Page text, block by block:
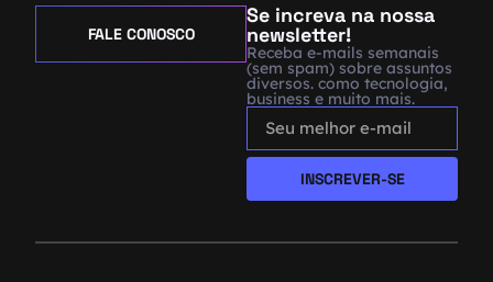
Se increva na nossa
newsletter!
Receba e-mails semanais
(sem spam) sobre assuntos
diversos. como tecnologia,
business e muito mais.
INSCREVER-SE
FALE CONOSCO